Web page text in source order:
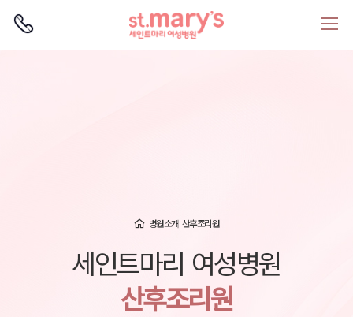
병원소개 산후조리원
세인트마리 여성병원
산후조리원